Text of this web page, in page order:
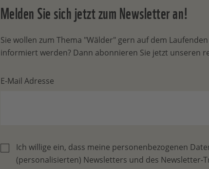
Melden Sie sich jetzt zum Newsletter an!
Sie wollen zum Thema "Wälder" gern auf dem
informiert werden? Dann abonnieren Sie jetzt unseren
E-Mail Adresse
Ich willige ein, dass meine personenbezogenen
(personalisierten) Newsletters und des Newsletter-